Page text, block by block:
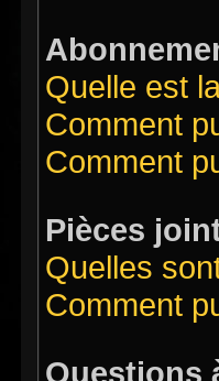
Quelle est
Comment
Comment
Pièces
Quelles
Comment
Questions